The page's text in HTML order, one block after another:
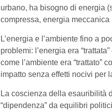
urbano, ha bisogno di energia
compressa, energia
L’energia e l’ambiente fino a
problemi: l’energia era
come l’ambiente era “trattato”
impatto senza effetti nocivi per
La coscienza della esauribilità
“dipendenza” da equilibri